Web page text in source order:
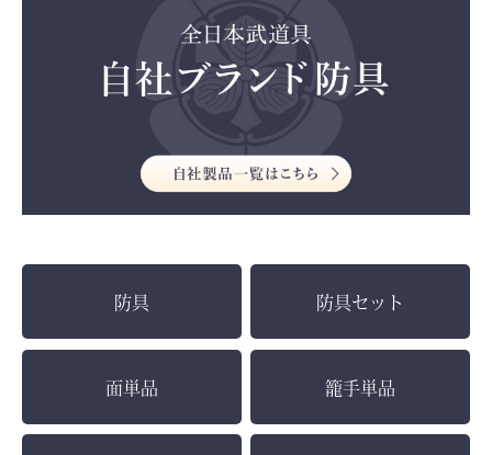
防具 防具セット
面単品 籠手単品